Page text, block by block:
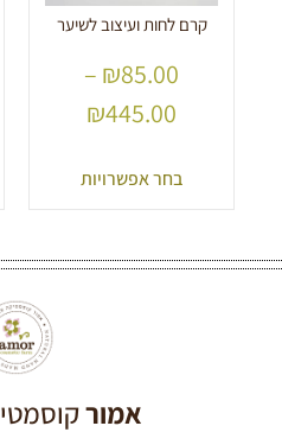
קרם לחות ועיצוב לשיער
₪85.00
–
₪445.00
בחר אפשרויות
אמור